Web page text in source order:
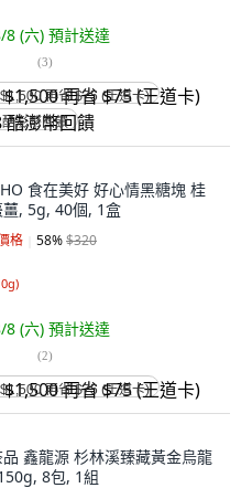
8 (六) 預計送達
(3)
再省 $75 (王道卡)
澎幣回饋
食在美好 好心情黑糖塊 桂
薑, 5g, 40個, 1盒
格 58%$320
)
8 (六) 預計送達
(2)
再省 $75 (王道卡)
鑫龍源 杉林溪臻藏黃金烏龍
8包, 1組